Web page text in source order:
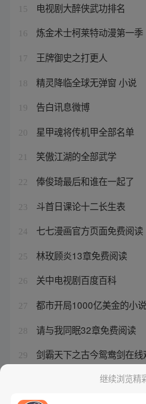
15 电视剧大醉侠武功排名
16 炼金术士柯莱特动漫第一季
17 王牌御史之打更人
18 精灵降临全球无弹窗 小说
19 告白讯息微博
20 星甲魂将传机甲全部名单
21 笑傲江湖的全部武学
22 俸俊琦最后和谁在一起了
23 斗首日课论十二长生表
24 七七漫画官方页面免费阅读
25 林玫顾炎13章免费阅读
26 关中电视剧百度百科
27 都市开局1000亿美金的小说
28 请与我同眠32章免费阅读
29 剑霸天下之古今鸳鸯剑在线
继续浏览精